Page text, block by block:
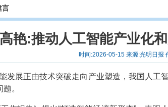
言
高艳:推动人工智能产业化
时间:2026-05-15 来源:光明日报
发展正由技术突破走向产业塑造，我国人工
。